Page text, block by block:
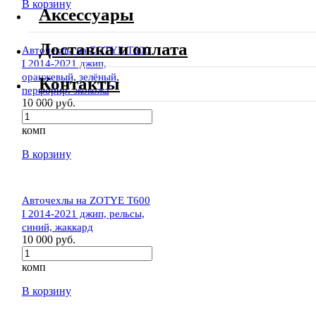
В корзину
Авточехлы на ZOTYE T600
I 2014-2021 джип,
оранжевый, зелёный,
перфорир. экокожа
10 000 руб.
комп
В корзину
Авточехлы на ZOTYE T600
I 2014-2021 джип, рельсы,
синий, жаккард
10 000 руб.
комп
В корзину
Аксессуары
Доставка и оплата
Контакты